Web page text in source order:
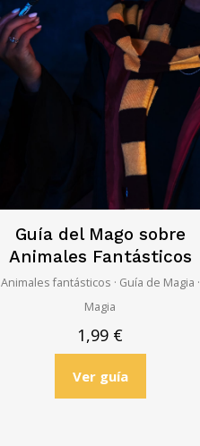
Guía del Mago sobre
Animales Fantásticos
Animales fantásticos · Guía de Magia ·
Magia
1,99 €
Ver guía